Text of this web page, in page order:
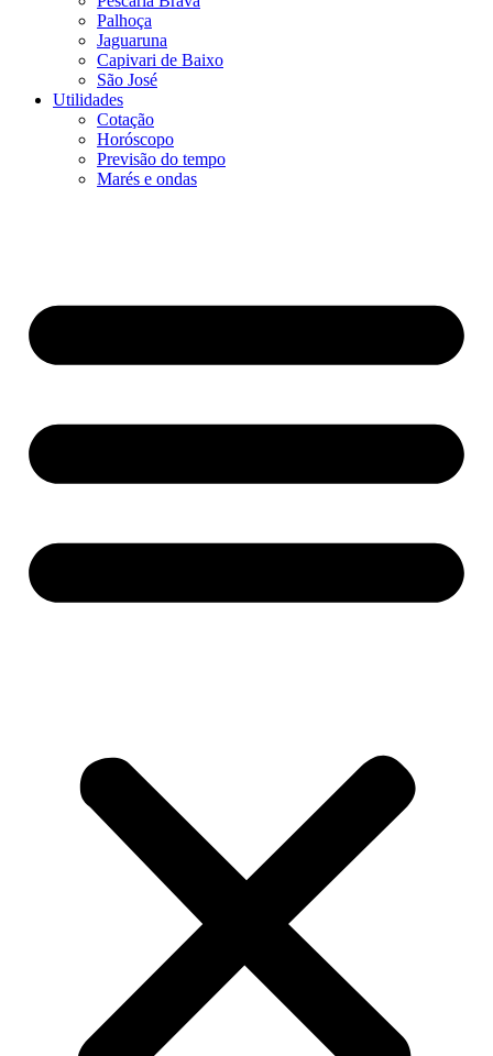
Palhoça
Jaguaruna
Capivari de Baixo
São José
Utilidades
Cotação
Horóscopo
Previsão do tempo
Marés e ondas